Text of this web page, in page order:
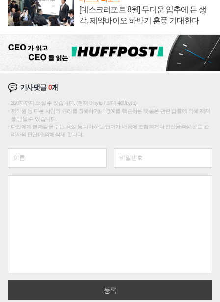
[데스크리포트 8월] 무더운 입추에 든 생
각, 제약바이오 하반기 훈풍 기대한다
기사댓글0개
200자까지 쓰실 수 있습니다. (현재 0 byte / 최대 400byte)
저작권 등 다른 사람의 권리를 침해하거나 명예를 훼손하는 댓글은 관련 법률에 의해 제재
를 받을 수 있습니다.
타인에게 불쾌감을 주는 욕설 등 비하하는 단어가 내용에 포함되거나 인신공격성 글은 관
리자의 판단에 의해 삭제 합니다.